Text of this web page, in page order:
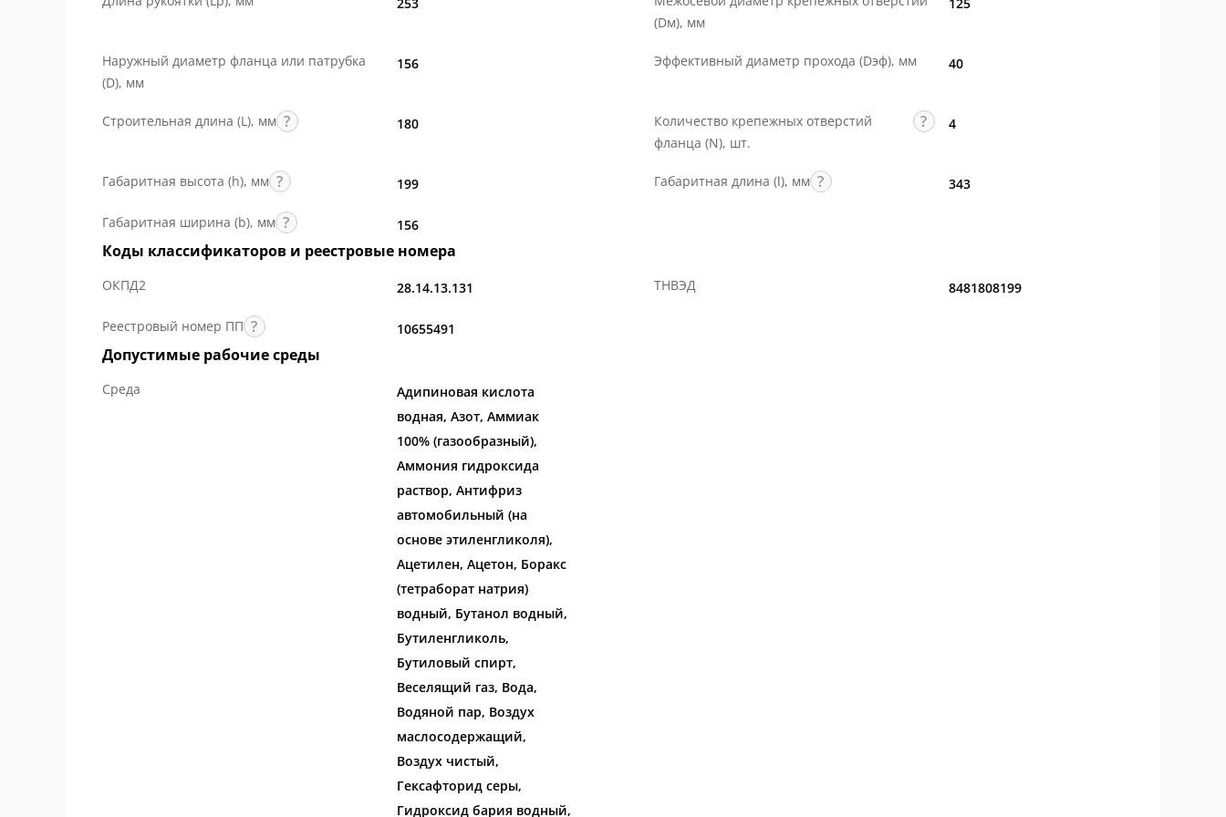
компонентов и инженерные решения, подтверждённые практикой миллионов изделий.
(Dм), мм
Наружный диаметр фланца или патрубка
(D), мм
156 Эффективный диаметр прохода (Dэф), мм 40
Строительная длина (L), мм 180
Количество крепежных отверстий
фланца (N), шт.
4
Габаритная высота (h), мм 199 Габаритная длина (l), мм 343
Габаритная ширина (b), мм 156
Коды классификаторов и реестровые номера
ОКПД2 28.14.13.131 ТНВЭД 8481808199
Реестровый номер ПП 10655491
Допустимые рабочие среды
Среда
Адипиновая кислота
водная, Азот, Аммиак
100% (газообразный),
Аммония гидроксида
раствор, Антифриз
автомобильный (на
основе этиленгликоля),
Ацетилен, Ацетон, Боракс
(тетраборат натрия)
водный, Бутанол водный,
Бутиленгликоль,
Бутиловый спирт,
Веселящий газ, Вода,
Водяной пар, Воздух
маслосодержащий,
Воздух чистый,
Гексафторид серы,
Гидроксид бария водный,